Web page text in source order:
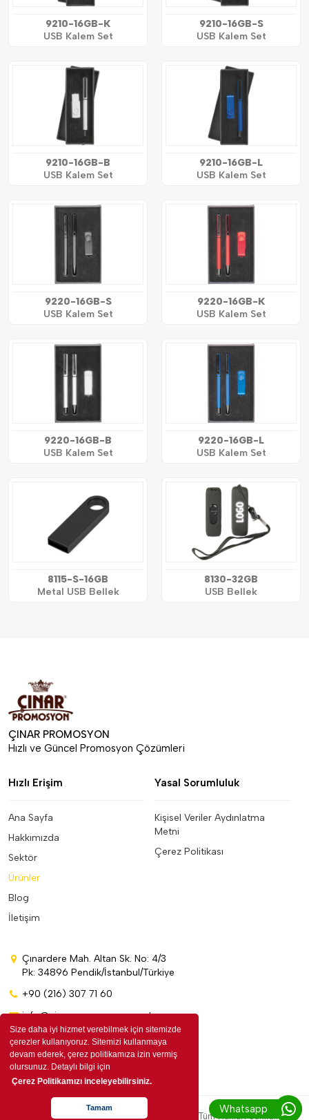
Size daha iyi hizmet verebilmek için sitemizde
çerezler kullanıyoruz. Sitemizi kullanmaya
devam ederek, çerez politikamıza izin vermiş
olursunuz. Detaylı bilgi için
Çerez Politikamızı inceleyebilirsiniz.
Tamam
9210-16GB-K
USB Kalem Set
9210-16GB-S
USB Kalem Set
9210-16GB-B
USB Kalem Set
9210-16GB-L
USB Kalem Set
9220-16GB-S
USB Kalem Set
9220-16GB-K
USB Kalem Set
9220-16GB-B
USB Kalem Set
9220-16GB-L
USB Kalem Set
8115-S-16GB
Metal USB Bellek
8130-32GB
USB Bellek
ÇINAR PROMOSYON
Hızlı ve Güncel Promosyon Çözümleri
Hızlı Erişim
Ana Sayfa
Hakkımızda
Sektör
Ürünler
Blog
İletişim
Yasal Sorumluluk
Kişisel Veriler Aydınlatma
Metni
Çerez Politikası
Çınardere Mah. Altan Sk. No: 4/3
Pk: 34896 Pendik/İstanbul/Türkiye
+90 (216) 307 71 60
info@cinarpromosyon.com.tr
Copyright © 2026 by Çınar Promosyon. Tüm Hakları Saklıdır.
Whatsapp